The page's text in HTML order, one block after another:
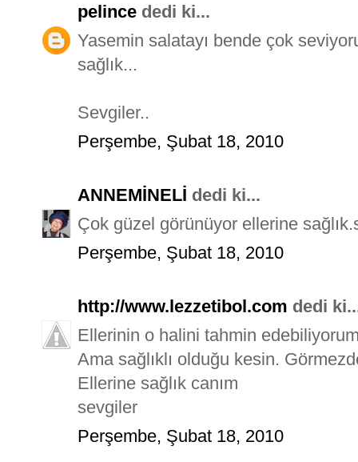
pelince dedi ki...
Yasemin salatayı bende çok
sağlık...
Sevgiler..
Perşembe, Şubat 18, 2010
ANNEMİNELİ dedi ki...
Çok güzel görünüyor ellerine
Perşembe, Şubat 18, 2010
http://www.lezzetibol.com dedi
Ellerinin o halini tahmin
Ama sağlıklı olduğu kesin.
Ellerine sağlık canım
sevgiler
Perşembe, Şubat 18, 2010